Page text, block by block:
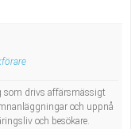
som drivs affärsmässigt
och uppnå
och besökare.